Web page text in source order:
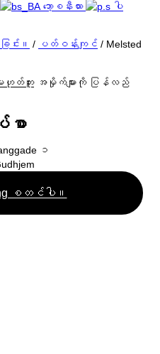
း။
းပါသည်။
ာင်း
တွေကို ဘယ်လိုစွန့်ပစ်မလဲ။
ပစ္စည်းများ
ဘော့စနီးယား
ပါ
င်း။ / ပတ်ဝန်းကျင် / Melsted
ဟုတ်ဘူးအမှိုက်များကို ပြန်လည်
စာ
၁
စတင်ပါ။